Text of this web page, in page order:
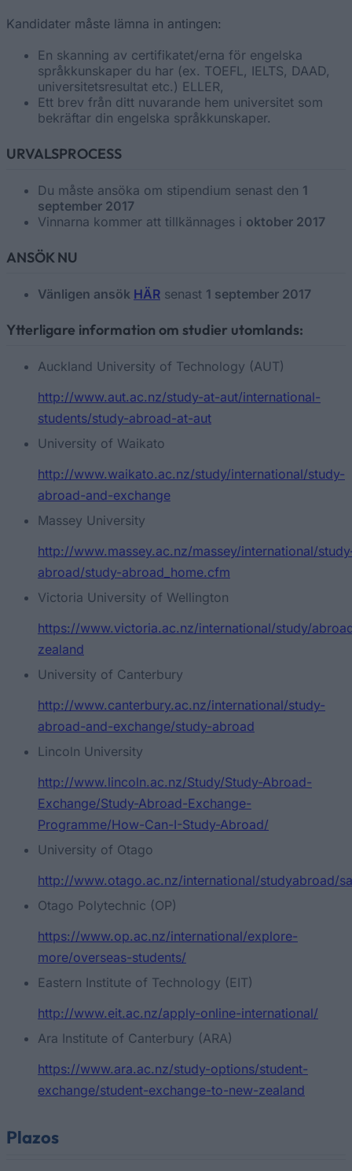
Kandidater måste lämna in antingen:
En skanning av certifikatet/erna för engelska
språkkunskaper du har (ex. TOEFL, IELTS, DAAD,
universitetsresultat etc.) ELLER,
Ett brev från ditt nuvarande hem universitet som
bekräftar din engelska språkkunskaper.
URVALSPROCESS
Du måste ansöka om stipendium senast den 1
september 2017
Vinnarna kommer att tillkännages i oktober 2017
ANSÖK NU
Vänligen ansök HÄR senast 1 september 2017
Ytterligare information om studier utomlands:
Auckland University of Technology (AUT)
http://www.aut.ac.nz/study-at-aut/international-
students/study-abroad-at-aut
University of Waikato
http://www.waikato.ac.nz/study/international/study-
abroad-and-exchange
Massey University
http://www.massey.ac.nz/massey/international/
abroad/study-abroad_home.cfm
Victoria University of Wellington
https://www.victoria.ac.nz/international/study/
zealand
University of Canterbury
http://www.canterbury.ac.nz/international/study-
abroad-and-exchange/study-abroad
Lincoln University
http://www.lincoln.ac.nz/Study/Study-Abroad-
Exchange/Study-Abroad-Exchange-
Programme/How-Can-I-Study-Abroad/
University of Otago
http://www.otago.ac.nz/international/studyabroad/
Otago Polytechnic (OP)
https://www.op.ac.nz/international/explore-
more/overseas-students/
Eastern Institute of Technology (EIT)
http://www.eit.ac.nz/apply-online-international/
Ara Institute of Canterbury (ARA)
https://www.ara.ac.nz/study-options/student-
exchange/student-exchange-to-new-zealand
Plazos